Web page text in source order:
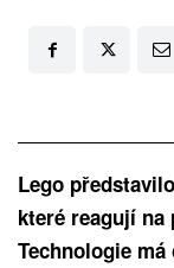
Lego
které reagují na
Technologie